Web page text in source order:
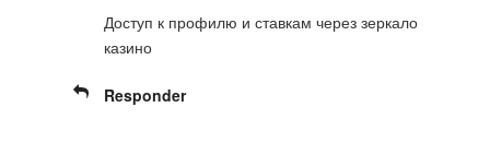
Доступ к профилю и ставкам через зеркало
казино
Responder